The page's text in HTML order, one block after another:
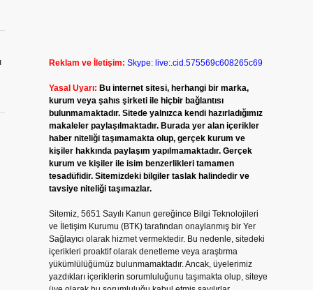
Reklam ve İletişim: Skype: live:.cid.575569c608265c69
Yasal Uyarı: Bu internet sitesi, herhangi bir marka,
kurum veya şahıs şirketi ile hiçbir bağlantısı
bulunmamaktadır. Sitede yalnızca kendi hazırladığımız
makaleler paylaşılmaktadır. Burada yer alan içerikler
haber niteliği taşımamakta olup, gerçek kurum ve
kişiler hakkında paylaşım yapılmamaktadır. Gerçek
kurum ve kişiler ile isim benzerlikleri tamamen
tesadüfidir. Sitemizdeki bilgiler taslak halindedir ve
tavsiye niteliği taşımazlar.
Sitemiz, 5651 Sayılı Kanun gereğince Bilgi Teknolojileri
ve İletişim Kurumu (BTK) tarafından onaylanmış bir Yer
Sağlayıcı olarak hizmet vermektedir. Bu nedenle, sitedeki
içerikleri proaktif olarak denetleme veya araştırma
yükümlülüğümüz bulunmamaktadır. Ancak, üyelerimiz
yazdıkları içeriklerin sorumluluğunu taşımakta olup, siteye